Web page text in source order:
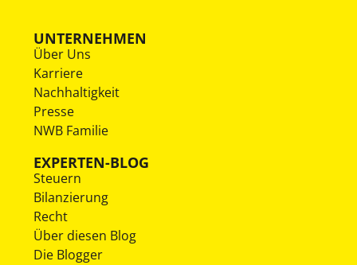
UNTERNEHMEN
Über Uns
Karriere
Nachhaltigkeit
Presse
NWB Familie
EXPERTEN-BLOG
Steuern
Bilanzierung
Recht
Über diesen Blog
Die Blogger